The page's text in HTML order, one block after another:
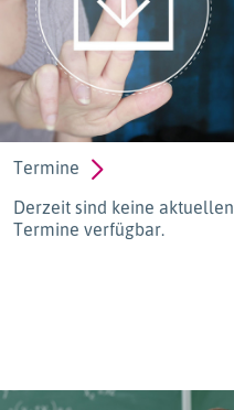
Termine
Derzeit sind keine aktuellen
Termine verfügbar.